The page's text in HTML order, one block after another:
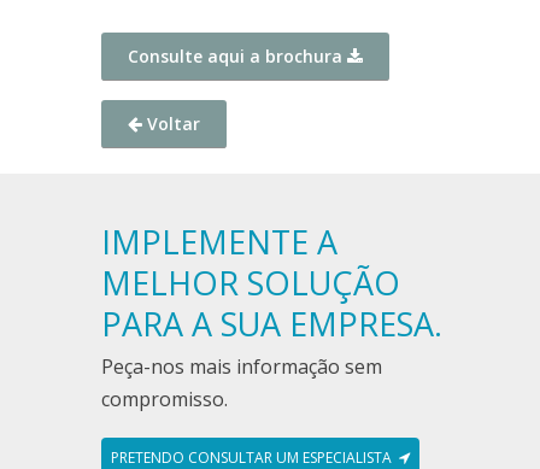
Consulte aqui a brochura
Voltar
IMPLEMENTE A
MELHOR SOLUÇÃO
PARA A SUA EMPRESA.
Peça-nos mais informação sem
compromisso.
PRETENDO CONSULTAR UM ESPECIALISTA